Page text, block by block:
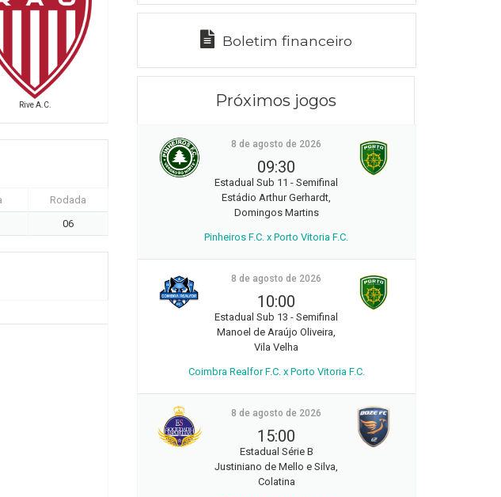
Rive A.C.
Rodada
06
Boletim financeiro
Próximos jogos
8 de agosto de 2026
09:30
Estadual Sub 11 - Semifinal
Estádio Arthur Gerhardt,
Domingos Martins
Pinheiros F.C. x Porto Vitoria F.C.
8 de agosto de 2026
10:00
Estadual Sub 13 - Semifinal
Manoel de Araújo Oliveira,
Vila Velha
Coimbra Realfor F.C. x Porto Vitoria F.C.
8 de agosto de 2026
15:00
Estadual Série B
Justiniano de Mello e Silva,
Colatina